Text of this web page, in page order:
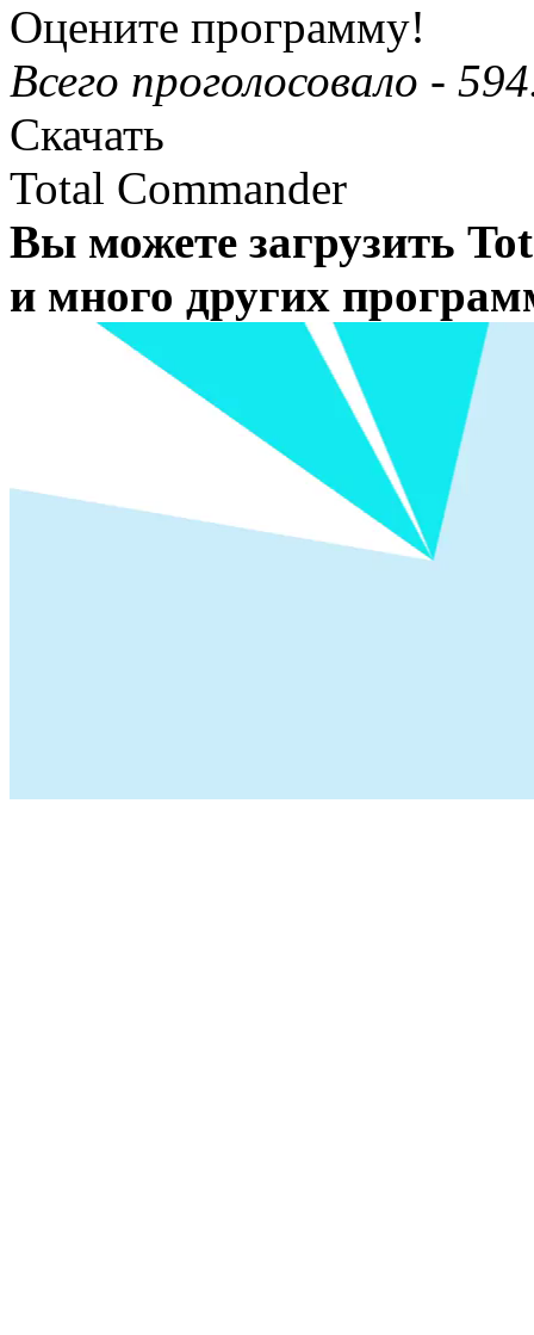
Оцените программу!
Всего проголосовало - 594
Скачать
Total Commander
Вы можете загрузить
и много других